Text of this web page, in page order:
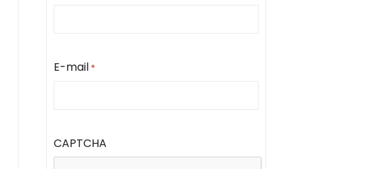
E-mail *
CAPTCHA